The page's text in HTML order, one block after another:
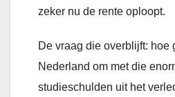
zeker nu de rente oploopt.
De vraag die overblijft: hoe
Nederland om met die
studieschulden uit het